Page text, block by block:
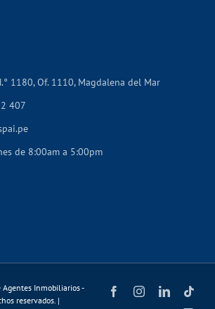
1180, Of. 1110, Magdalena del Mar
407
de 8:00am a 5:00pm
Agentes Inmobiliarios -
reservados. |
FacebookInstagramLinkedIn